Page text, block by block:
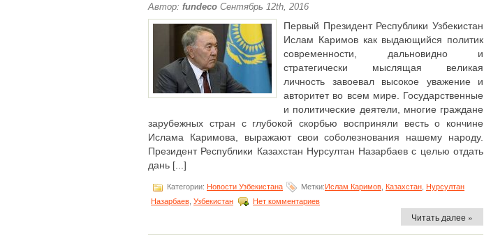
Автор: fundeco Сентябрь 12th, 2016
Первый Президент Республики Узбекистан
Ислам Каримов как выдающийся политик
современности, дальновидно и
стратегически мыслящая великая
личность завоевал высокое уважение и
авторитет во всем мире. Государственные
и политические деятели, многие граждане
зарубежных стран с глубокой скорбью восприняли весть о кончине
Ислама Каримова, выражают свои соболезнования нашему народу.
Президент Республики Казахстан Нурсултан Назарбаев с целью отдать
дань [...]
Категории: Новости Узбекистана Метки:Ислам Каримов Казахстан Нурсултан
Назарбаев Узбекистан Нет комментариев
Читать далее »